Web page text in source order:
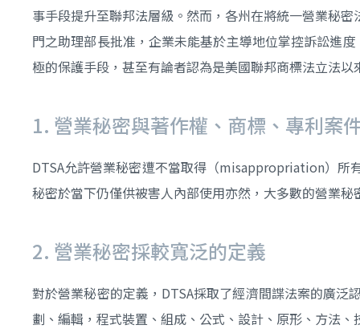
事手段提升至聯邦法層級。然而，各州在將統一營業秘
門之助理部長批准，企業未能基於主導地位掌控訴訟進
極的保護手段，甚至有論者認為是美國聯邦商標法立法
1. 營業秘密與著作權、商標、專利案
DTSA允許營業秘密遭不當取得（misappropriation）所
秘密於當下仍僅供被害人內部使用亦然，大多數的營業
2. 營業秘密採較寬泛的定義
對於營業秘密的定義，DTSA採取了經濟間諜法案的廣
劃、編輯，程式裝置、組成、公式、設計、原形、方法